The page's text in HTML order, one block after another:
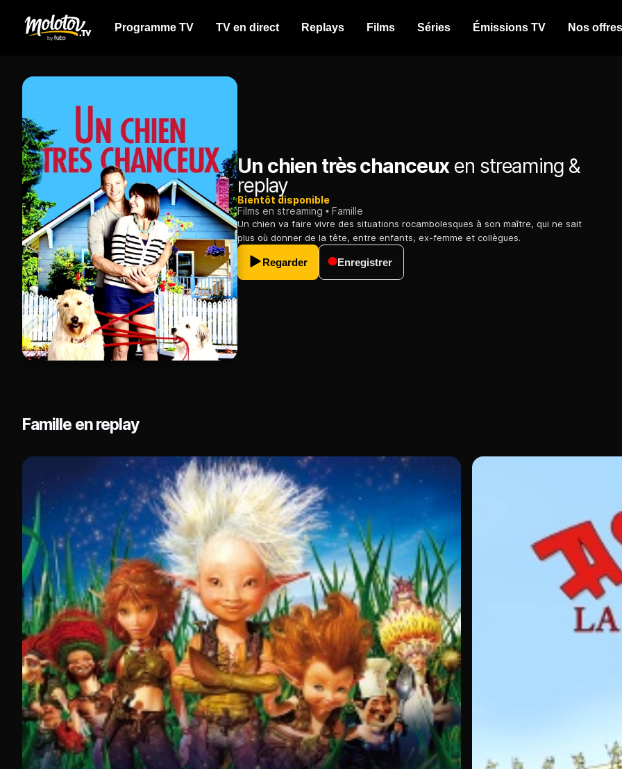
Programme TV TV en direct Replays Films Séries Émissions TV Nos offres
Un chien très chanceuxen streaming &
replay
Bientôt disponible
Films en streaming
Famille
Un chien va faire vivre des situations rocambolesques à son maître, qui ne sait
plus où donner de la tête, entre enfants, ex-femme et collègues.
Regarder Enregistrer
Famille en replay